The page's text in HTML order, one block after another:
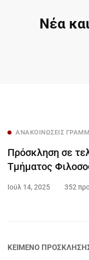
Νέα
ΑΝΑΚΟΙΝΏΣΕΙΣ
Πρόσκληση σε
Τμήματος
Ιούλ 14, 2025 352
ΚΕΙΜΕΝΟ